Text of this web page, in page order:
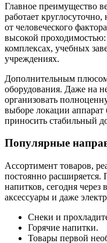
Главное преимущество
работает
от человеческого
высокой
комплексах, учебных
учреждениях.
Дополнительным плюсом
оборудования. Даже на
организовать
выборе локации аппарат
приносить стабильный
Популярные
Ассортимент товаров,
постоянно расширяется.
напитков, сегодня
аксессуары и даже
Снеки и
Горячие напитки.
Товары первой